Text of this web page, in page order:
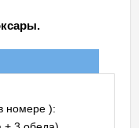
номере ):